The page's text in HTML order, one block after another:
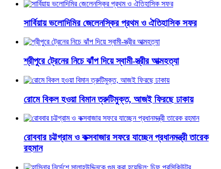
সার্বিয়ায় ভলোদিমির জেলেনস্কির প্রথম ও ঐতিহাসিক সফর
শ্রীপুরে ট্রেনের নিচে ঝাঁপ দিয়ে স্বামী-স্ত্রীর আত্মহত্যা
রোমে বিকল হওয়া বিমান ত্রুটিমুক্ত, আজই ফিরছে ঢাকায়
রোববার চট্টগ্রাম ও কক্সবাজার সফরে যাচ্ছেন প্রধানমন্ত্রী তারেক
রহমান